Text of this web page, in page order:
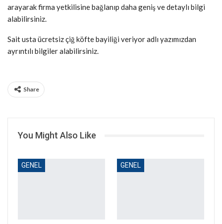
arayarak firma yetkilisine bağlanıp daha geniş ve detaylı bilgi
alabilirsiniz.
Sait usta ücretsiz çiğ köfte bayiliği veriyor adlı yazımızdan
ayrıntılı bilgiler alabilirsiniz.
Share
You Might Also Like
GENEL GENEL